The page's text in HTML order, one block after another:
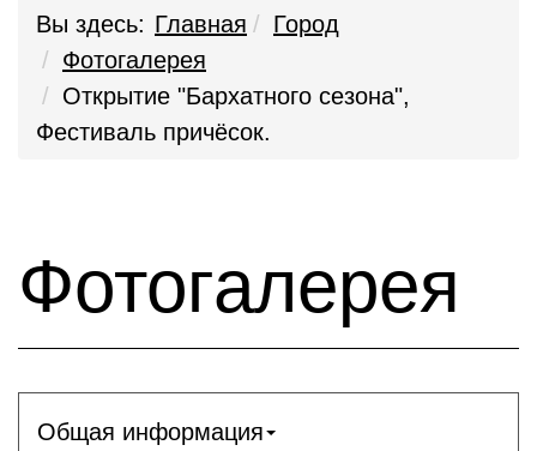
Вы здесь: Главная
Город
Фотогалерея
Открытие "Бархатного сезона",
Фестиваль причёсок.
Фотогалерея
Общая информация